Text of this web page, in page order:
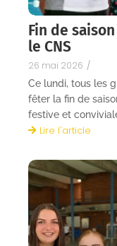
Fin de
le CNS
26 mai 2026 /
Ce lundi, tous les
fêter la fin de
festive et
Lire l'article